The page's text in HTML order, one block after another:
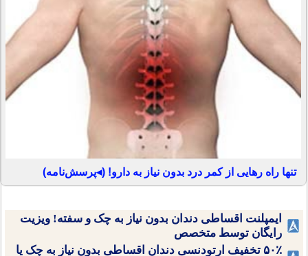
تنها راه رهایی از کمر درد بدون نیاز به دارو! (◂پرسش‌نامه)
ایمپلنت اقساطی دندان بدون نیاز به چک و سفته! ویزیت
رایگان توسط متخصص
۵۰٪ تخفیف ارتودنسی دندان اقساطی بدون نیاز به چک یا